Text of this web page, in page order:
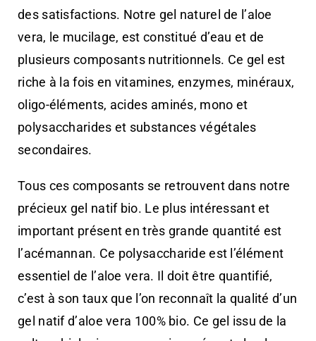
des satisfactions. Notre gel naturel de l’aloe
vera, le mucilage, est constitué d’eau et de
plusieurs composants nutritionnels. Ce gel est
riche à la fois en vitamines, enzymes, minéraux,
oligo-éléments, acides aminés, mono et
polysaccharides et substances végétales
secondaires.
Tous ces composants se retrouvent dans notre
précieux gel natif bio. Le plus intéressant et
important présent en très grande quantité est
l’acémannan. Ce polysaccharide est l’élément
essentiel de l’aloe vera. Il doit être quantifié,
c’est à son taux que l’on reconnaît la qualité d’un
gel natif d’aloe vera 100% bio. Ce gel issu de la